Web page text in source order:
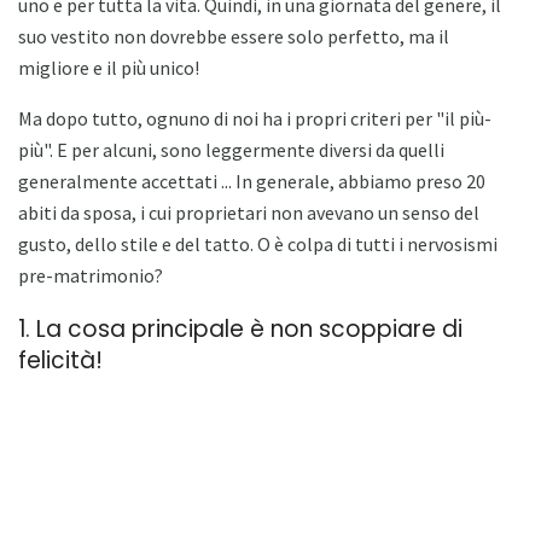
suo vestito non dovrebbe essere solo perfetto, ma il
migliore e il più unico!
Ma dopo tutto, ognuno di noi ha i propri criteri per "il più-
più". E per alcuni, sono leggermente diversi da quelli
generalmente accettati ... In generale, abbiamo preso 20
abiti da sposa, i cui proprietari non avevano un senso del
gusto, dello stile e del tatto. O è colpa di tutti i nervosismi
pre-matrimonio?
1. La cosa principale è non scoppiare di
felicità!